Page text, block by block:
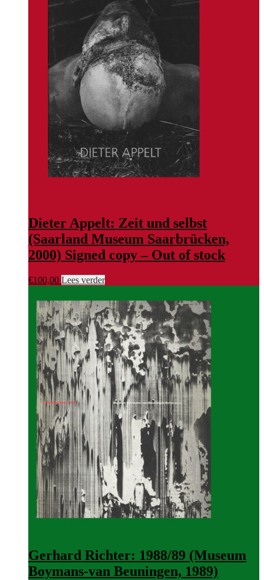
Dieter Appelt: Zeit und selbst
(Saarland Museum Saarbrücken,
2000) Signed copy – Out of stock
€100,00 Lees verder
Gerhard Richter: 1988/89 (Museum
Boymans-van Beuningen, 1989)